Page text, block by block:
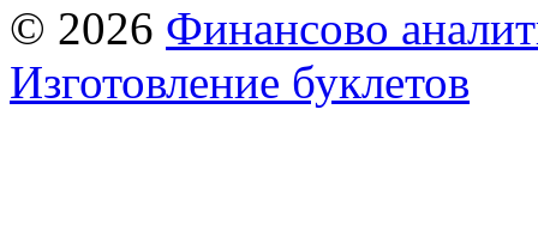
© 2026 Финансово
Изготовление буклетов